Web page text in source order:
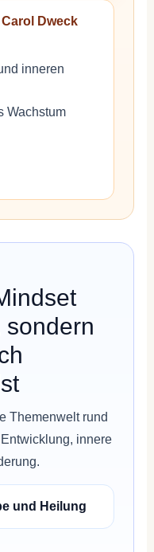
Dweck
inneren
Wachstum
sondern
Themenwelt rund
innere
und Heilung